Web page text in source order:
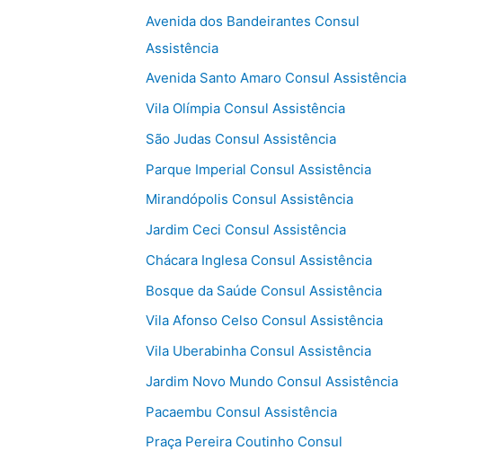
Avenida dos Bandeirantes Consul
Assistência
Avenida Santo Amaro Consul Assistência
Vila Olímpia Consul Assistência
São Judas Consul Assistência
Parque Imperial Consul Assistência
Mirandópolis Consul Assistência
Jardim Ceci Consul Assistência
Chácara Inglesa Consul Assistência
Bosque da Saúde Consul Assistência
Vila Afonso Celso Consul Assistência
Vila Uberabinha Consul Assistência
Jardim Novo Mundo Consul Assistência
Pacaembu Consul Assistência
Praça Pereira Coutinho Consul